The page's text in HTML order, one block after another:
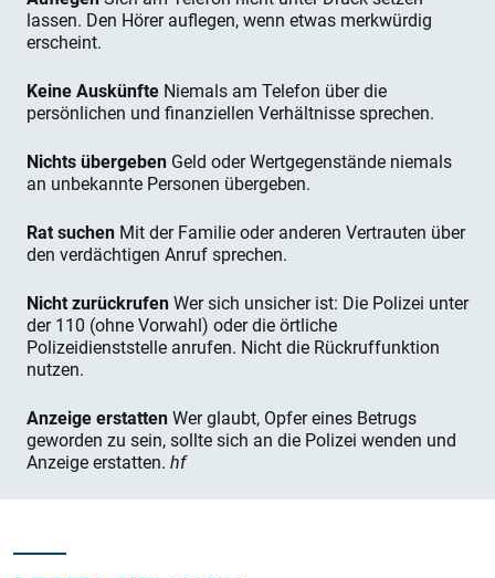
lassen. Den Hörer auflegen, wenn etwas merkwürdig
erscheint.
Keine Auskünfte Niemals am Telefon über die
persönlichen und finanziellen Verhältnisse sprechen.
Nichts übergeben Geld oder Wertgegenstände niemals
an unbekannte Personen übergeben.
Rat suchen Mit der Familie oder anderen Vertrauten über
den verdächtigen Anruf sprechen.
Nicht zurückrufenWer sich unsicher ist: Die Polizei unter
der 110 (ohne Vorwahl) oder die örtliche
Polizeidienststelle anrufen. Nicht die Rückruffunktion
nutzen.
Anzeige erstattenWer glaubt, Opfer eines Betrugs
geworden zu sein, sollte sich an die Polizei wenden und
Anzeige erstatten. hf